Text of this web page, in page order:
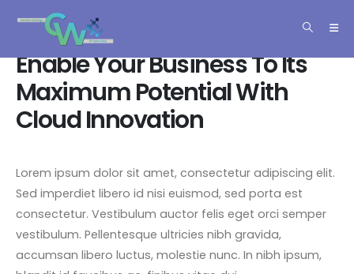
springen
EXTEND YOUR BUSINESS
Enable Your Business To Its
Maximum Potential With
Cloud Innovation
Lorem ipsum dolor sit amet, consectetur adipiscing elit.
Sed imperdiet libero id nisi euismod, sed porta est
consectetur. Vestibulum auctor felis eget orci semper
vestibulum. Pellentesque ultricies nibh gravida,
accumsan libero luctus, molestie nunc. In nibh ipsum,